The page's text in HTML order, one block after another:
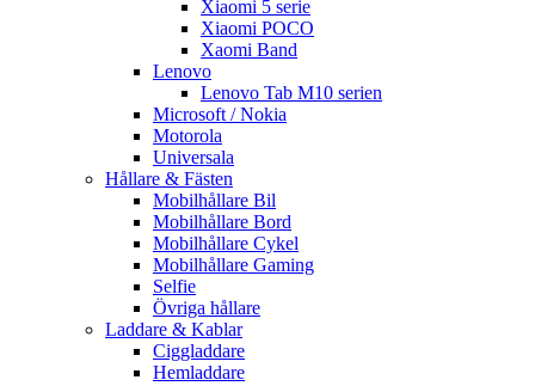
Xiaomi 5 serie
Xiaomi POCO
Xaomi Band
Lenovo
Lenovo Tab M10 serien
Microsoft / Nokia
Motorola
Universala
Hållare & Fästen
Mobilhållare Bil
Mobilhållare Bord
Mobilhållare Cykel
Mobilhållare Gaming
Selfie
Övriga hållare
Laddare & Kablar
Ciggladdare
Hemladdare